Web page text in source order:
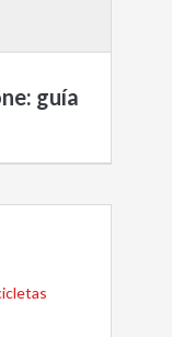
guía